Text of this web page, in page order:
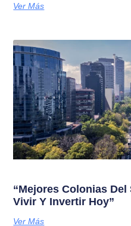
Ver Más
“Mejores Colonias Del
Vivir Y Invertir Hoy”
Ver Más